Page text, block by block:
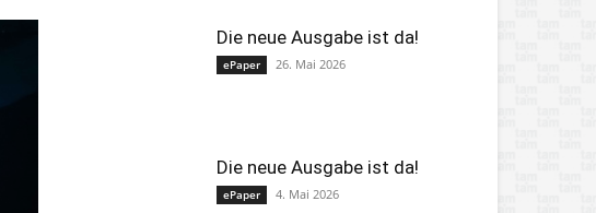
Die neue Ausgabe ist da!
ePaper 26. Mai 2026
Die neue Ausgabe ist da!
ePaper 4. Mai 2026